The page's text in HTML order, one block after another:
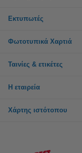
Εκτυπωτές
Φωτοτυπικά Χαρτιά
Ταινίες & ετικέτες
Η εταιρεία
Χάρτης ιστότοπου